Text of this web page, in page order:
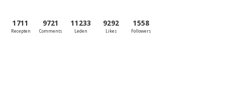
1711
Recepten
9721
Comments
11233
Leden
9292
Likes
1558
Followers